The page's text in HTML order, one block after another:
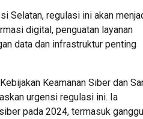
Selatan, regulasi ini akan
digital, penguatan layanan
data dan infrastruktur penting
Keamanan Siber dan
urgensi regulasi ini. Ia
pada 2024, termasuk